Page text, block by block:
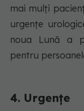
mai mulți
urgențe
noua Lună a
pentru
4. Urgențe